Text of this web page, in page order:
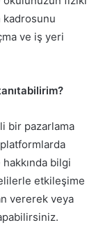
kadrosunu
ve iş yeri
bir pazarlama
bilgi
etkileşime
vererek veya